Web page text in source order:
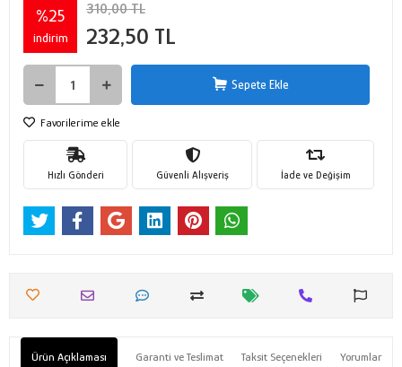
%25
indirim
310,00 TL
232,50 TL
Sepete Ekle
Favorilerime ekle
Hızlı Gönderi Güvenli Alışveriş İade ve Değişim
Ürün Açıklaması Garanti ve Teslimat Taksit Seçenekleri Yorumlar